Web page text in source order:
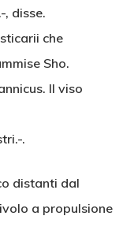
disse.
che
Sho.
Il viso
.
distanti dal
a propulsione